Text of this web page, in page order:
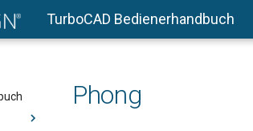
TurboCAD Bedienerhandbuch
Phong